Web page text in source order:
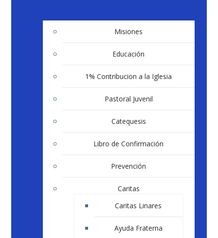
Misiones
Educación
1% Contribucion a la Iglesia
Pastoral Juvenil
Catequesis
Libro de Confirmación
Prevención
Caritas
Caritas Linares
Ayuda Fraterna